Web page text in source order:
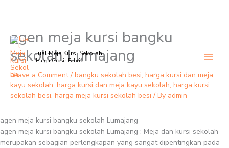
Skip
content
Jual Meja Kursi Sekolah
Harga Grosir Pabrik
agen meja kursi bangku
sekolah Lumajang
Leave a Comment / bangku sekolah besi, harga kursi dan meja
kayu sekolah, harga kursi dan meja kayu sekolah, harga kursi
sekolah besi, harga meja kursi sekolah besi / By admin
agen meja kursi bangku sekolah Lumajang
agen meja kursi bangku sekolah Lumajang : Meja dan kursi sekolah
merupakan sebagian perlengkapan yang sangat dipentingkan pada